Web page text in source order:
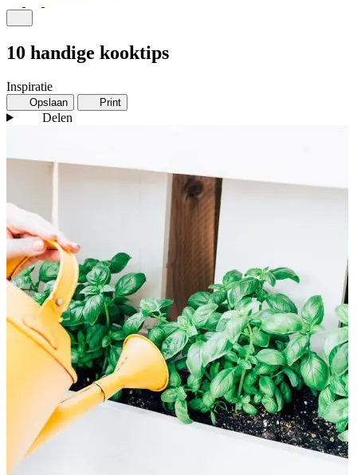
10 handige kooktips
Inspiratie
Opslaan Print
Delen